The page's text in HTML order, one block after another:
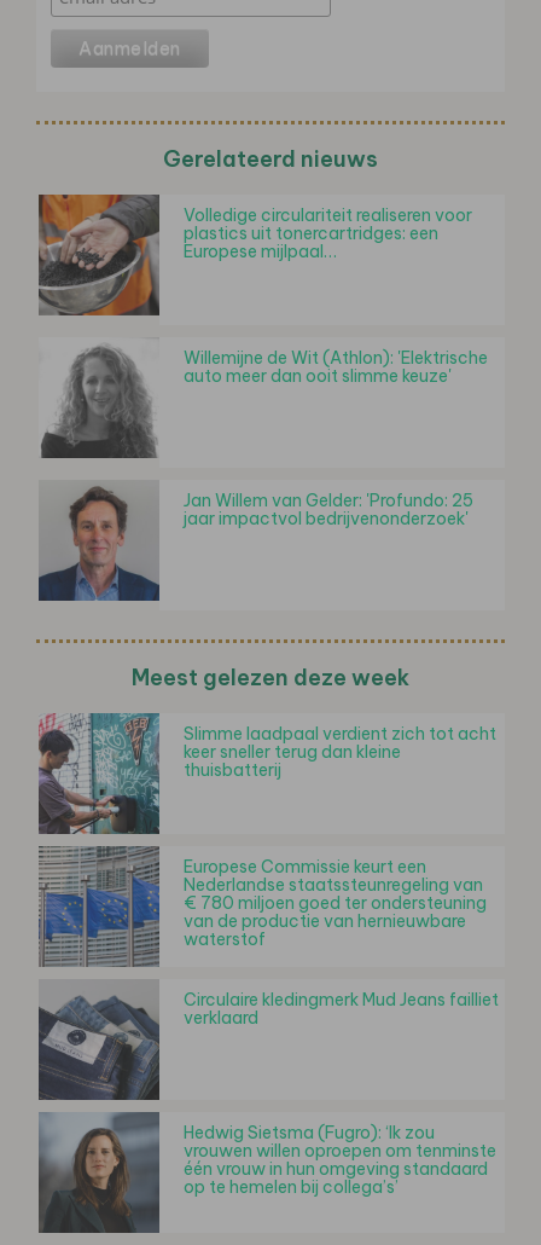
Gerelateerd nieuws
Volledige circulariteit realiseren voor
plastics uit tonercartridges: een
Europese mijlpaal…
Willemijne de Wit (Athlon): 'Elektrische
auto meer dan ooit slimme keuze'
Jan Willem van Gelder: 'Profundo: 25
jaar impactvol bedrijvenonderzoek'
Meest gelezen deze week
Slimme laadpaal verdient zich tot acht
keer sneller terug dan kleine
thuisbatterij
Europese Commissie keurt een
Nederlandse staatssteunregeling van
€ 780 miljoen goed ter ondersteuning
van de productie van hernieuwbare
waterstof
Circulaire kledingmerk Mud Jeans failliet
verklaard
Hedwig Sietsma (Fugro): ‘Ik zou
vrouwen willen oproepen om tenminste
één vrouw in hun omgeving standaard
op te hemelen bij collega’s’